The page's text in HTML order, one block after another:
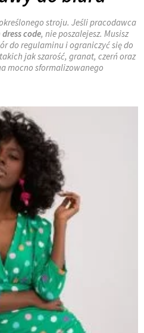
stroju. Jeśli pracodawca
dress code, nie poszalejesz. Musisz
do regulaminu i ograniczyć się do
jak szarość, granat, czerń oraz
mocno sformalizowanego